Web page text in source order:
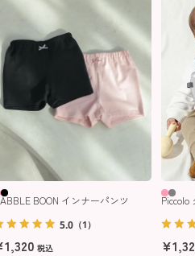
BOON インナーパンツ
1,320 税込
5.0 （1）
Piccolo
¥